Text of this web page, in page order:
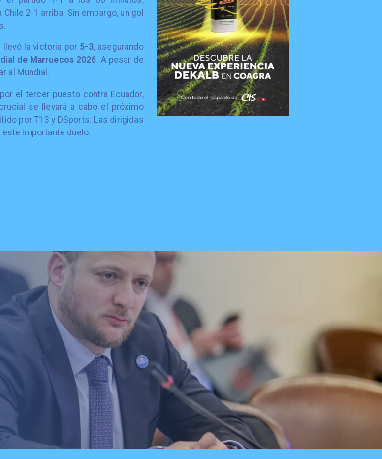
2-1 arriba. Sin embargo, un gol
llevó la victoria por 5-3, asegurando
de Marruecos 2026. A pesar de
al Mundial.
el tercer puesto contra Ecuador,
se llevará a cabo el próximo
por T13 y DSports. Las dirigidas
importante duelo.